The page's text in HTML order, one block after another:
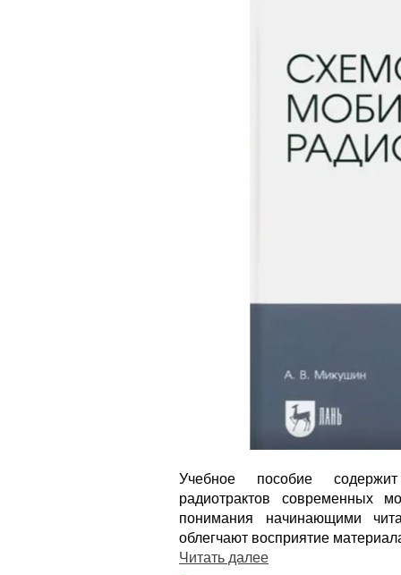
Учебное пособие
радиотрактов современных
понимания начинающими
облегчают восприятие
Читать далее